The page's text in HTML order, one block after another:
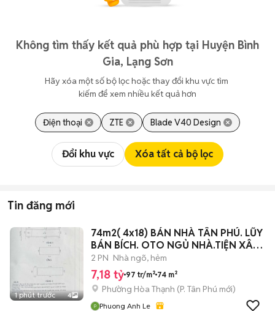
Không tìm thấy kết quả phù hợp tại Huyện Bình
Gia, Lạng Sơn
Hãy xóa một số bộ lọc hoặc thay đổi khu vực tìm
kiếm để xem nhiều kết quả hơn
Điện thoại ZTE Blade V40 Design
Đổi khu vực Xóa tất cả bộ lọc
Tin đăng mới
1 phút trước 4
74m2( 4x18) BÁN NHÀ TÂN PHÚ. LŨY
BÁN BÍCH. OTO NGỦ NHÀ.TIỆN XÂY
MỚI.
2 PN Nhà ngõ, hẻm
7,18 tỷ 97 tr/m² 74 m²
Phường Hòa Thạnh (P. Tân Phú mới)
Phuong Anh Le